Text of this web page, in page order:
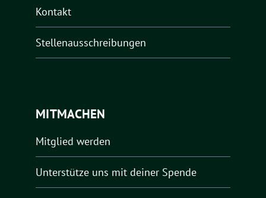
Kontakt
Stellenausschreibungen
MITMACHEN
Mitglied werden
Unterstütze uns mit deiner Spende